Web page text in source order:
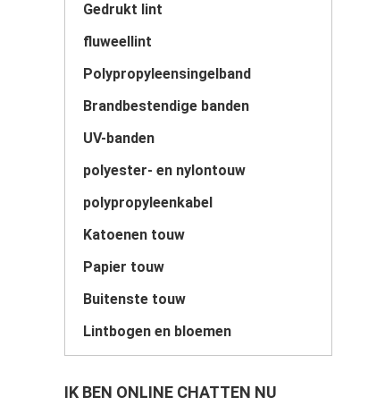
Gedrukt lint
fluweellint
Polypropyleensingelband
Brandbestendige banden
UV-banden
polyester- en nylontouw
polypropyleenkabel
Katoenen touw
Papier touw
Buitenste touw
Lintbogen en bloemen
IK BEN ONLINE CHATTEN NU